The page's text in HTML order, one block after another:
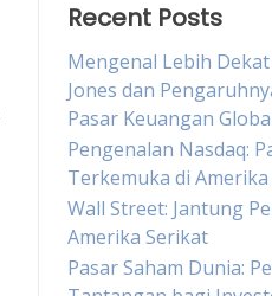
Recent Posts
Mengenal Lebih
Jones dan
Pasar Keuangan
Pengenalan Nasdaq:
Terkemuka di
Wall Street: Jantung
Amerika Serikat
Pasar Saham Dunia: